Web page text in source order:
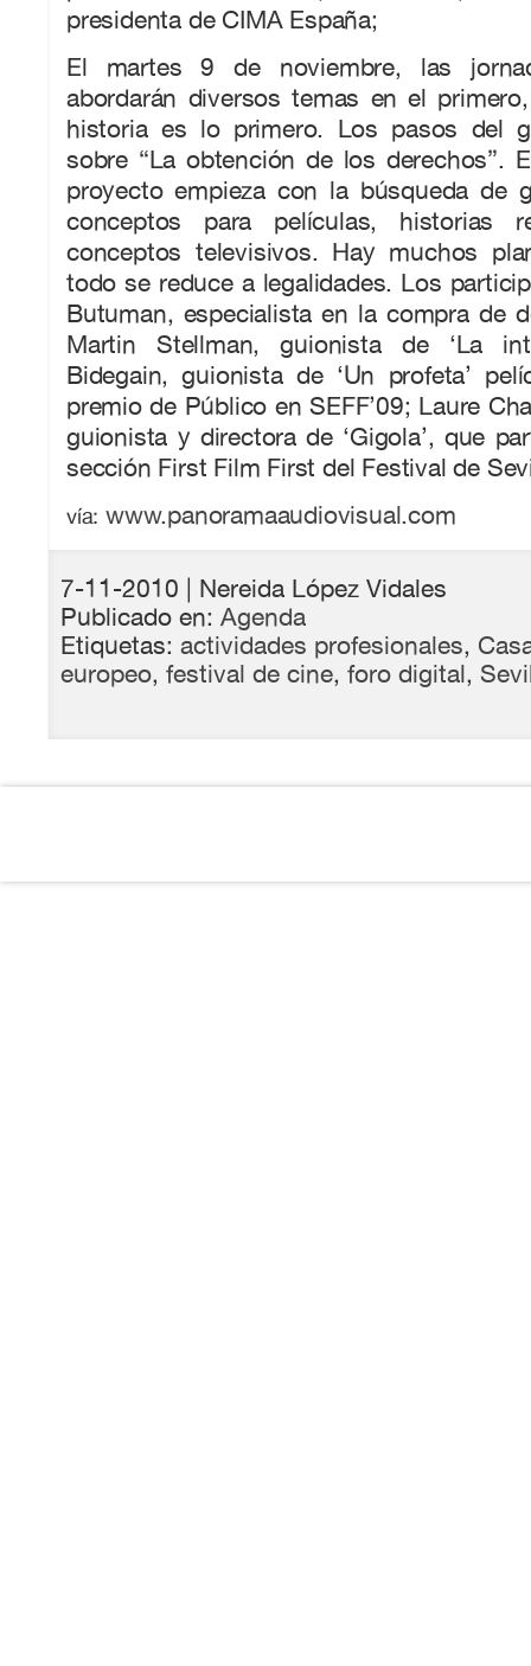
presidenta de CIMA España;
El martes 9 de noviembre, las
abordarán diversos temas en el
historia es lo primero. Los pasos del
sobre “La obtención de los derechos”.
proyecto empieza con la búsqueda de
conceptos para películas, historias
conceptos televisivos. Hay muchos
todo se reduce a legalidades. Los
Butuman, especialista en la compra de
Martin Stellman, guionista de ‘La
Bidegain, guionista de ‘Un profeta’
premio de Público en SEFF’09; Laure
guionista y directora de ‘Gigola’, que
sección First Film First del Festival de
vía: www.panoramaaudiovisual.com
7-11-2010 | Nereida López Vidales
Publicado en: Agenda
Etiquetas: actividades profesionales,
europeo, festival de cine, foro digital,